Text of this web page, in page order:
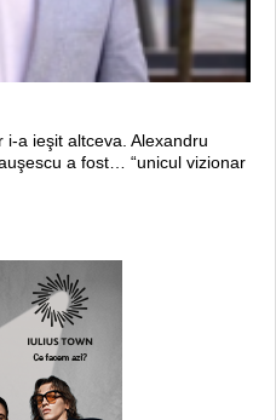
a ieşit altceva. Alexandru
a fost… “unicul vizionar